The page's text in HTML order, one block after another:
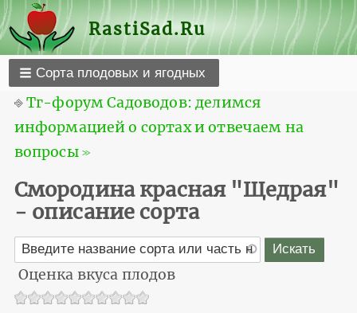
RastiSad.Ru
Сорта плодовых и ягодных
⎆Тг-форум Садоводов: делимся
информацией о сортах и отвечаем на
вопросы ≫
Смородина красная "Щедрая"
- описание сорта
Оценка вкуса плодов